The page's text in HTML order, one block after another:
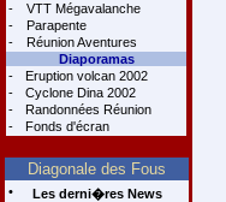
-
VTT Mégavalanche
-
Parapente
-
Réunion Aventures
Diaporamas
-
Eruption volcan 2002
-
Cyclone Dina 2002
-
Randonnées Réunion
-
Fonds d'écran
Diagonale des Fous
•
Les derni�res News